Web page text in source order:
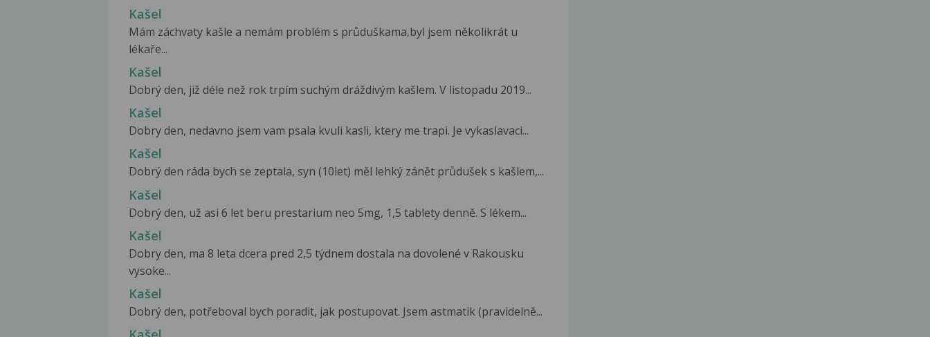
Kašel
Mám záchvaty kašle a nemám problém s průduškama,byl jsem několikrát u
lékaře...
Kašel
Dobrý den, již déle než rok trpím suchým dráždivým kašlem. V listopadu 2019...
Kašel
Dobry den, nedavno jsem vam psala kvuli kasli, ktery me trapi. Je vykaslavaci...
Kašel
Dobrý den ráda bych se zeptala, syn (10let) měl lehký zánět průdušek s kašlem,...
Kašel
Dobrý den, už asi 6 let beru prestarium neo 5mg, 1,5 tablety denně. S lékem...
Kašel
Dobry den, ma 8 leta dcera pred 2,5 týdnem dostala na dovolené v Rakousku
vysoke...
Kašel
Dobrý den, potřeboval bych poradit, jak postupovat. Jsem astmatik (pravidelně...